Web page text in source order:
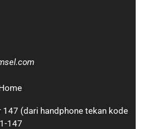
147 (dari handphone tekan kode
147